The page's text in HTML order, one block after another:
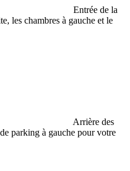
Entrée de la
les chambres à gauche et le
Arrière des
parking à gauche pour votre